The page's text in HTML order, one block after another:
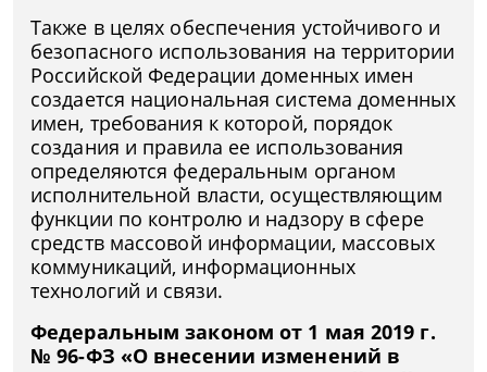
Также в целях обеспечения устойчивого и
безопасного использования на территории
Российской Федерации доменных имен
создается национальная система доменных
имен, требования к которой, порядок
создания и правила ее использования
определяются федеральным органом
исполнительной власти, осуществляющим
функции по контролю и надзору в сфере
средств массовой информации, массовых
коммуникаций, информационных
технологий и связи.
Федеральным законом от 1 мая 2019 г.
№ 96-ФЗ «О внесении изменений в